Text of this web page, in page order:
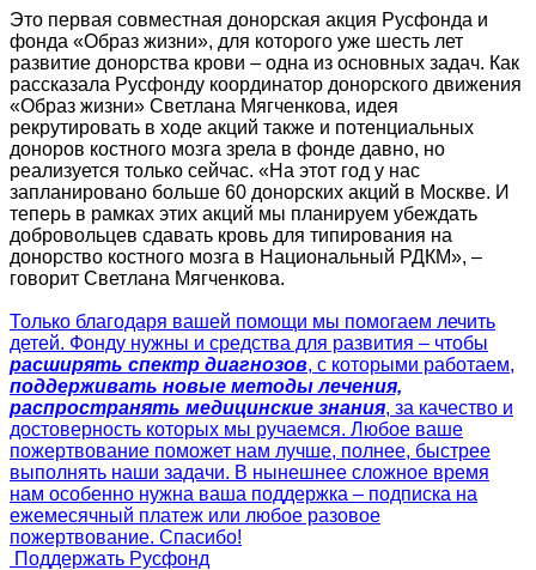
Это первая совместная донорская акция Русфонда и
фонда «Образ жизни», для которого уже шесть лет
развитие донорства крови – одна из основных задач. Как
рассказала Русфонду координатор донорского движения
«Образ жизни» Светлана Мягченкова, идея
рекрутировать в ходе акций также и потенциальных
доноров костного мозга зрела в фонде давно, но
реализуется только сейчас. «На этот год у нас
запланировано больше 60 донорских акций в Москве. И
теперь в рамках этих акций мы планируем убеждать
добровольцев сдавать кровь для типирования на
донорство костного мозга в Национальный РДКМ», –
говорит Светлана Мягченкова.
Только благодаря вашей помощи мы помогаем лечить
детей. Фонду нужны и средства для развития – чтобы
расширять спектр диагнозов, с которыми работаем,
поддерживать новые методы лечения,
распространять медицинские знания, за качество и
достоверность которых мы ручаемся. Любое ваше
пожертвование поможет нам лучше, полнее, быстрее
выполнять наши задачи. В нынешнее сложное время
нам особенно нужна ваша поддержка – подписка на
ежемесячный платеж или любое разовое
пожертвование. Спасибо!
Поддержать Русфонд